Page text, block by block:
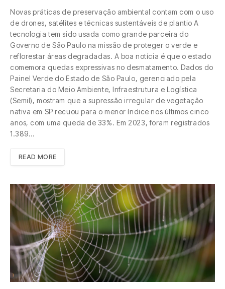
Novas práticas de preservação ambiental contam com o uso
de drones, satélites e técnicas sustentáveis de plantio A
tecnologia tem sido usada como grande parceira do
Governo de São Paulo na missão de proteger o verde e
reflorestar áreas degradadas. A boa notícia é que o estado
comemora quedas expressivas no desmatamento. Dados do
Painel Verde do Estado de São Paulo, gerenciado pela
Secretaria do Meio Ambiente, Infraestrutura e Logística
(Semil), mostram que a supressão irregular de vegetação
nativa em SP recuou para o menor índice nos últimos cinco
anos, com uma queda de 33%. Em 2023, foram registrados
1.389…
READ MORE